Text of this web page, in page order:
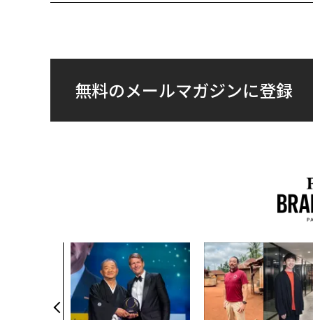
無料のメールマガジンに登録